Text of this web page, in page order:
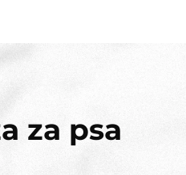
za psa